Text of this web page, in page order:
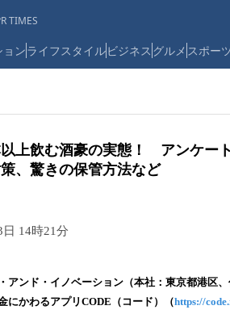
TIMES
ョンライフスタイルビジネス グルメ スポー
上飲む酒豪の実態！ アンケー
、驚きの保管方法など
日 14時21分
アンド・イノベーション（本社：東京都港区
にかわるアプリCODE（コード）（https://